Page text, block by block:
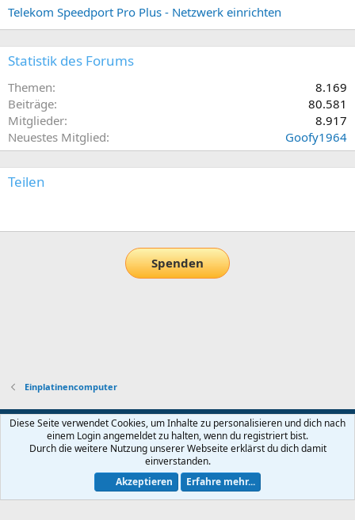
Telekom Speedport Pro Plus - Netzwerk einrichten
Statistik des Forums
Themen
8.169
Beiträge
80.581
Mitglieder
8.917
Neuestes Mitglied
Goofy1964
Teilen
Spenden
Einplatinencomputer
Default-Theme
Nutzungsbedingungen
Datenschutz Hilfe und Impressum Start
Community platform by XenForo® © 2010-2026 XenForo Ltd.
Diese Seite verwendet Cookies, um Inhalte zu personalisieren und dich nach
einem Login angemeldet zu halten, wenn du registriert bist.
Durch die weitere Nutzung unserer Webseite erklärst du dich damit
einverstanden.
Akzeptieren
Erfahre mehr...